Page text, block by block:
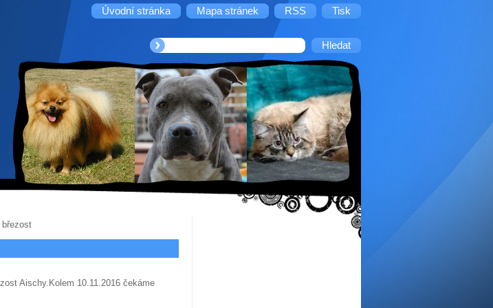
Úvodní stránka Mapa stránek RSS Tisk
březost
Aischy.Kolem 10.11.2016 čekáme